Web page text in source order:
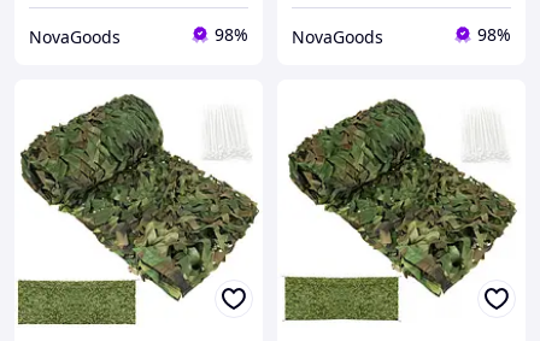
NovaGoods 98% NovaGoods 98%